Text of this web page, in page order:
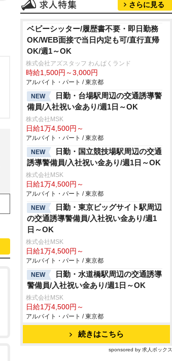
さらに見る
ベビーシッター/履歴書不要・即日勤務
OK/WEB面接で当日内定も可/直行直帰
OK/週1～OK
株式会社アズスタッフ わんぱくランド
時給1,500円～3,000円
アルバイト・パート / 東京都
NEW
日勤・台場駅周辺の交通誘導警
備員/入社祝い金あり/週1日～OK
株式会社MSK
日給1万4,500円～
アルバイト・パート / 東京都
NEW
日勤・国立競技場駅周辺の交通
誘導警備員/入社祝い金あり/週1日～OK
株式会社MSK
日給1万4,500円～
アルバイト・パート / 東京都
NEW
日勤・東京ビッグサイト駅周辺
の交通誘導警備員/入社祝い金あり/週1
日～OK
株式会社MSK
日給1万4,500円～
アルバイト・パート / 東京都
NEW
日勤・水道橋駅周辺の交通誘導
警備員/入社祝い金あり/週1日～OK
株式会社MSK
日給1万4,500円～
アルバイト・パート / 東京都
続きはこちら
sponsored by 求人ボックス